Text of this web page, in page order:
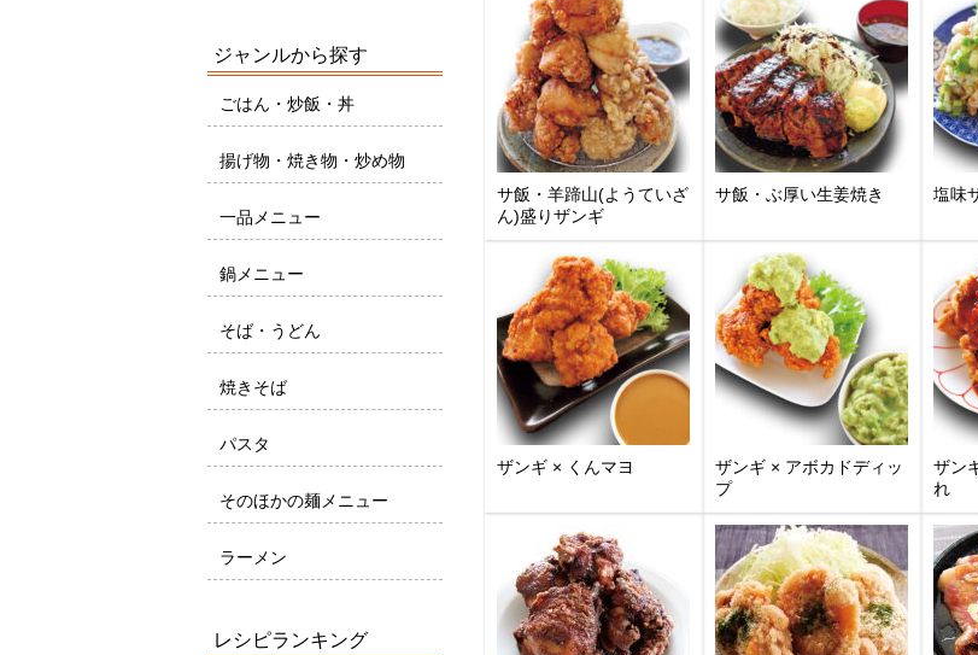
サ飯・羊蹄山(ようていざ
ん)盛りザンギ
サ飯・ぶ厚い生姜焼き 塩味
ザンギ × くんマヨ
ザンギ × アボカドディッ
プ
ザン
れ
ジャンルから探す
ごはん・炒飯・丼
揚げ物・焼き物・炒め物
一品メニュー
鍋メニュー
そば・うどん
焼きそば
パスタ
そのほかの麺メニュー
ラーメン
レシピランキング